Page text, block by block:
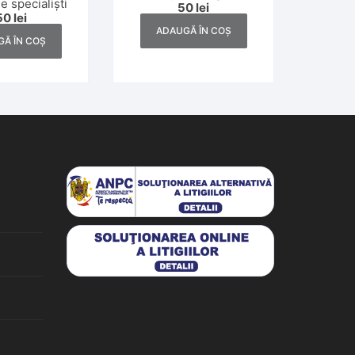
specialiști
lei
ÎN COȘ
catolică, Dej, anii 1930
50 lei
ADAUGĂ ÎN COȘ